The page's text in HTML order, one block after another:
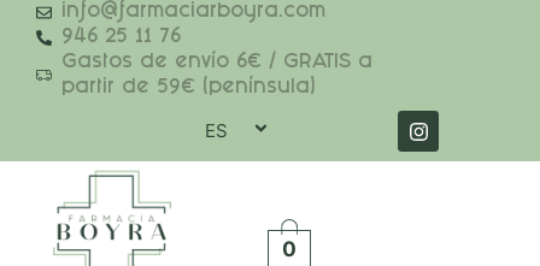
info@farmaciarboyra.com
946 25 11 76
Gastos de envío 6€ / GRATIS a
partir de 59€ (península)
ES
0